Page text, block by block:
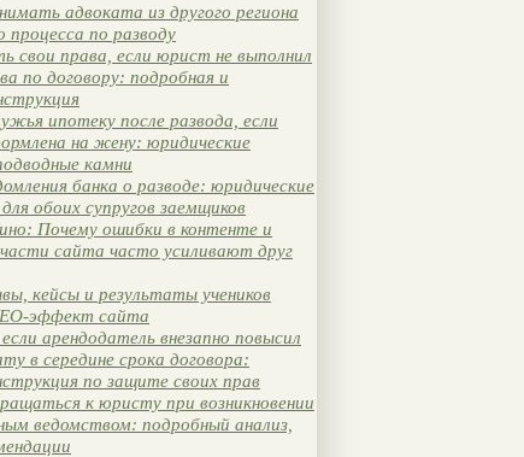
адвоката из другого региона
процесса по разводу
свои права, если юрист не выполнил
по договору: подробная и
ипотеку после развода, если
на жену: юридические
камни
банка о разводе: юридические
обоих супругов заемщиков
Почему ошибки в контенте и
сайта часто усиливают друг
кейсы и результаты учеников
эффект сайта
арендодатель внезапно повысил
в середине срока договора:
по защите своих прав
к юристу при возникновении
ведомством: подробный анализ,